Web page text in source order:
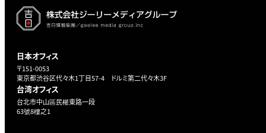
日本オフィス
〒151-0053
東京都渋谷区代々木1丁目57-4 ドルミ第二代々木3F
台湾オフィス
台北市中山區民權東路一段
63號8樓之1